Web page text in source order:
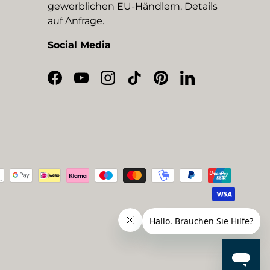
gewerblichen EU-Händlern. Details
auf Anfrage.
Social Media
Facebook
YouTubeInstagram
TikTokPinterestLinkedIn